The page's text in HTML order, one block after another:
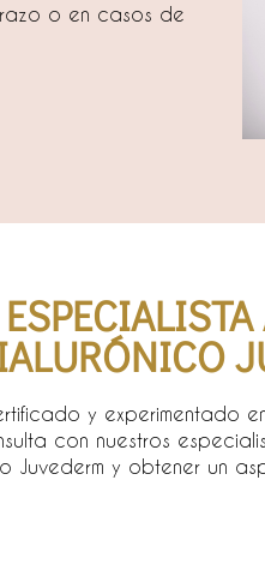
o en casos de
y experimentado
con nuestros
y obtener un